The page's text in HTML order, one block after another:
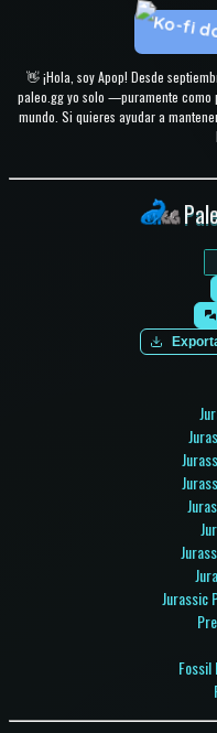
👋 ¡Hola, soy Apop! Desde
paleo.gg yo solo —puramente
mundo. Si quieres ayudar a
Jurassic